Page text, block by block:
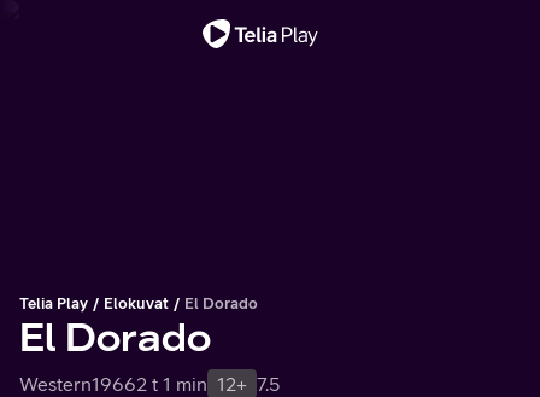
Telia Play Elokuvat El Dorado
El Dorado
Western19662 t 1 min 12+ 7.5